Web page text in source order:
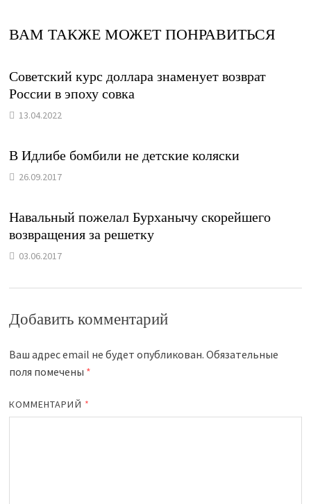
ВАМ ТАКЖЕ МОЖЕТ ПОНРАВИТЬСЯ
Советский курс доллара знаменует возврат
России в эпоху совка
13.04.2022
В Идлибе бомбили не детские коляски
26.09.2017
Навальный пожелал Бурханычу скорейшего
возвращения за решетку
03.06.2017
Добавить комментарий
Ваш адрес email не будет опубликован. Обязательные
поля помечены *
КОММЕНТАРИЙ *